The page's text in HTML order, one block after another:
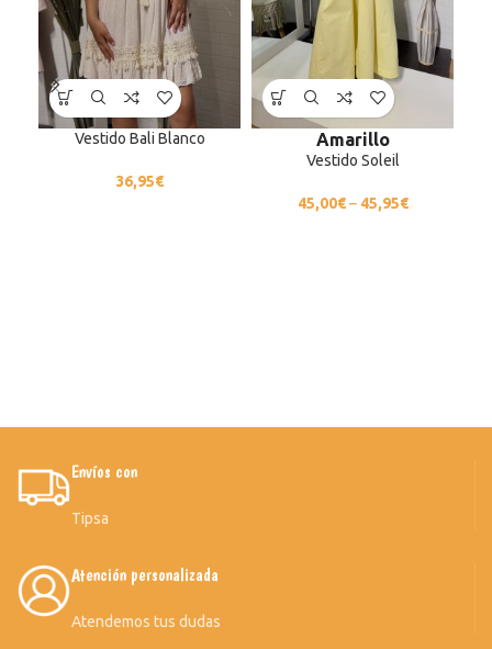
Vestido Bali Blanco
36,95€
Amarillo
Vestido Soleil
45,00€– 45,95€
Envíos con
Tipsa
Atención personalizada
Atendemos tus dudas